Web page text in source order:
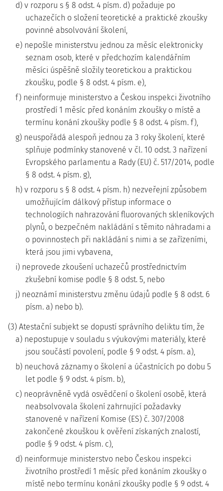
d) v rozporu s § 8 odst. 4 písm. d) požaduje po
uchazečích o složení teoretické a praktické zkoušky
povinné absolvování školení,
e) nepošle ministerstvu jednou za měsíc elektronicky
seznam osob, které v předchozím kalendářním
měsíci úspěšně složily teoretickou a praktickou
zkoušku, podle § 8 odst. 4 písm. e),
f) neinformuje ministerstvo a Českou inspekci životního
prostředí 1 měsíc před konáním zkoušky o místě a
termínu konání zkoušky podle § 8 odst. 4 písm. f),
g) neuspořádá alespoň jednou za 3 roky školení, které
splňuje podmínky stanovené v čl. 10 odst. 3 nařízení
Evropského parlamentu a Rady (EU) č. 517/2014, podle
§ 8 odst. 4 písm. g),
h) v rozporu s § 8 odst. 4 písm. h) nezveřejní způsobem
umožňujícím dálkový přístup informace o
technologiích nahrazování fluorovaných skleníkových
plynů, o bezpečném nakládání s těmito náhradami a
o povinnostech při nakládání s nimi a se zařízeními,
která jsou jimi vybavena,
i) neprovede zkoušení uchazečů prostřednictvím
zkušební komise podle § 8 odst. 5, nebo
j) neoznámí ministerstvu změnu údajů podle § 8 odst. 6
písm. a) nebo b).
(3) Atestační subjekt se dopustí správního deliktu tím, že
a) nepostupuje v souladu s výukovými materiály, které
jsou součástí povolení, podle § 9 odst. 4 písm. a),
b) neuchová záznamy o školení a účastnících po dobu 5
let podle § 9 odst. 4 písm. b),
c) neoprávněně vydá osvědčení o školení osobě, která
neabsolvovala školení zahrnující požadavky
stanovené v nařízení Komise (ES) č. 307/2008
zakončené zkouškou k ověření získaných znalostí,
podle § 9 odst. 4 písm. c),
d) neinformuje ministerstvo nebo Českou inspekci
životního prostředí 1 měsíc před konáním zkoušky o
místě nebo termínu konání zkoušky podle § 9 odst. 4